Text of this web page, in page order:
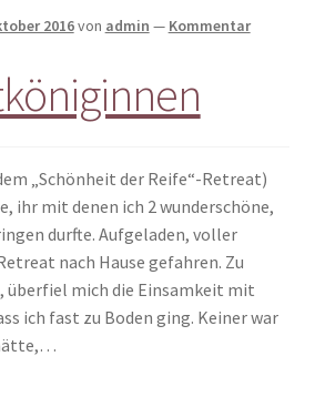
2016von admin — Kommentar
„Schönheit der Reife“-Retreat)
ihr mit denen ich 2 wunderschöne,
durfte. Aufgeladen, voller
nach Hause gefahren. Zu
überfiel mich die Einsamkeit mit
ich fast zu Boden ging. Keiner war